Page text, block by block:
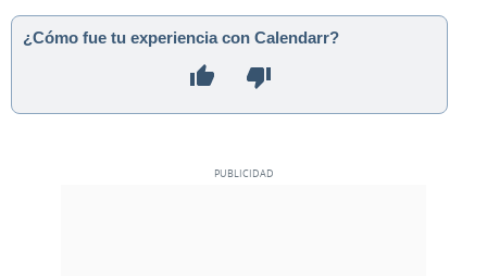
¿Cómo fue tu experiencia con Calendarr?